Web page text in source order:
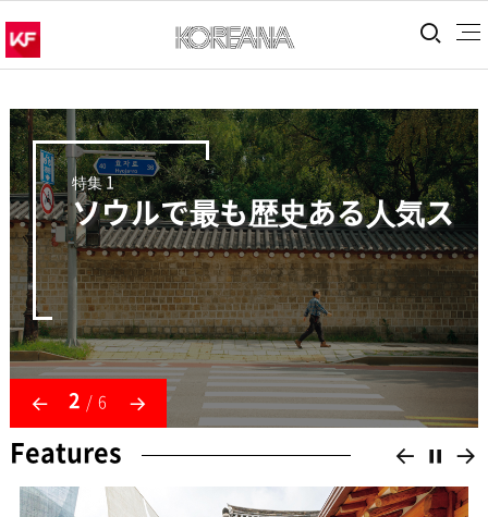
통
이전으로
2 / 6
다음으로
特集 1
ソウルで最も歴史ある人気ス
Features 이전정